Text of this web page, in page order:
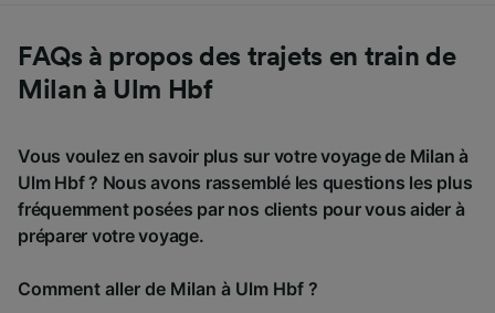
FAQs à propos des trajets en train de
Milan à Ulm Hbf
Vous voulez en savoir plus sur votre voyage de Milan à
Ulm Hbf ? Nous avons rassemblé les questions les plus
fréquemment posées par nos clients pour vous aider à
préparer votre voyage.
Comment aller de Milan à Ulm Hbf ?